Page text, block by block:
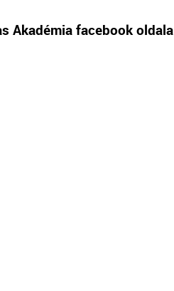
Akadémia facebook oldala